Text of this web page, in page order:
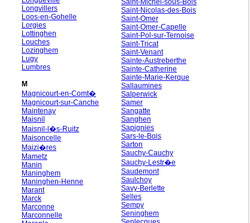
Longvillers
Loos-en-Gohelle
Lorgies
Lottinghen
Louches
Lozinghem
Lugy
Lumbres
M
Magnicourt-en-Comt�
Magnicourt-sur-Canche
Maintenay
Maisnil
Maisnil-l�s-Ruitz
Maisoncelle
Maizi�res
Mametz
Manin
Maninghem
Maninghen-Henne
Marant
Marck
Marconne
Marconnelle
Saint-Michel-sous-Bois
Saint-Nicolas-des-Bois
Saint-Omer
Saint-Omer-Capelle
Saint-Pol-sur-Ternoise
Saint-Tricat
Saint-Venant
Sainte-Austreberthe
Sainte-Catherine
Sainte-Marie-Kerque
Sallaumines
Salperwick
Samer
Sangatte
Sanghen
Sapignies
Sars-le-Bois
Sarton
Sauchy-Cauchy
Sauchy-Lestr�e
Saudemont
Saulchoy
Savy-Berlette
Selles
Sempy
Seninghem